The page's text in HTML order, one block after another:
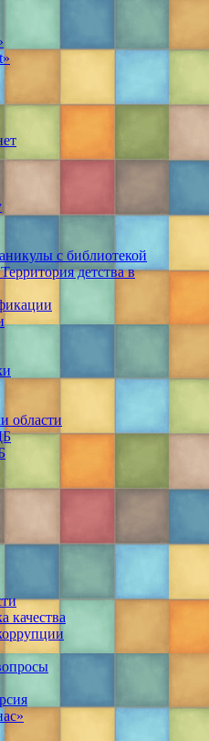
с библиотекой
детства в
области
качества